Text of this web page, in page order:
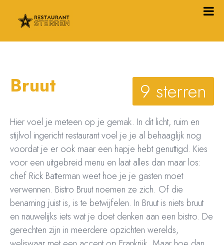
Bruut 9 sterren
Hier voel je meteen op je gemak. In dit licht, ruim en
stijlvol ingericht restaurant voel je je al behaaglijk nog
voordat je er ook maar een hapje hebt genuttigd. Kies
voor een uitgebreid menu en laat alles dan maar los:
chef Rick Batterman weet hoe je je gasten moet
verwennen. Bistro Bruut noemen ze zich. Of die
benaming juist is, is te betwijfelen. In Bruut is niets bruut
en nauwelijks iets wat je doet denken aan een bistro. De
gerechten zijn in meerdere opzichten werelds,